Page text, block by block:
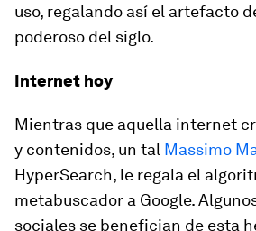
uso, regalando así el artefacto
poderoso del siglo.
Internet hoy
Mientras que aquella internet
y contenidos, un tal Massimo
HyperSearch, le regala el
metabuscador a Google.
sociales se benefician de esta